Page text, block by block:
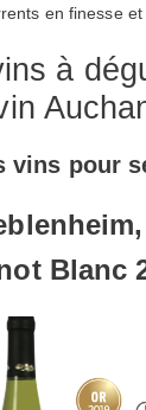
en finesse et
à
vins pour
Blanc